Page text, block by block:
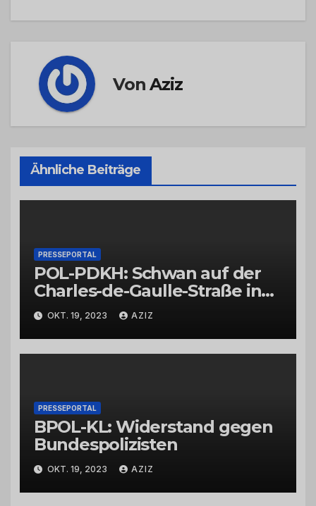
VonAziz
Ähnliche Beiträge
PRESSEPORTAL
POL-PDKH: Schwan auf der
Charles-de-Gaulle-Straße in
Bad Kreuznach beeinflusst
Feierabendverkehr
OKT. 19, 2023 AZIZ
PRESSEPORTAL
BPOL-KL: Widerstand gegen
Bundespolizisten
OKT. 19, 2023 AZIZ